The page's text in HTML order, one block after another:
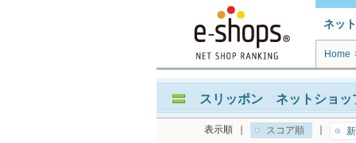
ネッ
Home
スリッポン ネットショッ
表示順 スコア順